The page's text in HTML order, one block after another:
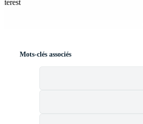
Mots-clés associés